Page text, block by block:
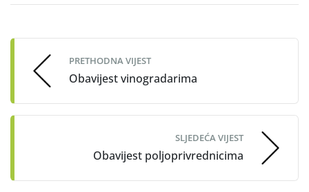
navigation
PRETHODNA VIJEST
Obavijest vinogradarima
SLJEDEĆA VIJEST
Obavijest poljoprivrednicima